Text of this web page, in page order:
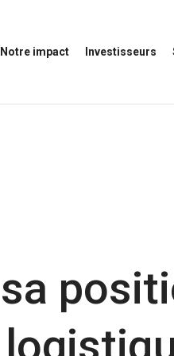
Notre impact Investisseurs